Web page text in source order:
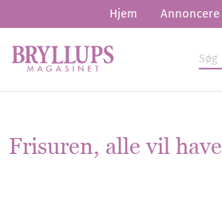
Hjem Annoncere
Frisuren, alle vil have